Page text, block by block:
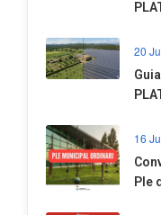
20
16
Ple